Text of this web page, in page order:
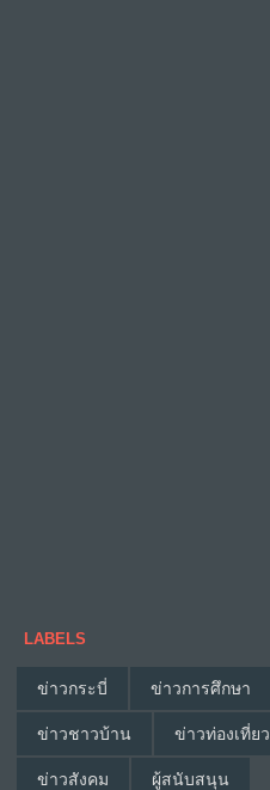
LABELS
ข่าวกระบี่ ข่าวการศึกษา
ข่าวชาวบ้าน ข่าวท่องเที่ยว
ข่าวสังคม ผู้สนับสนุน